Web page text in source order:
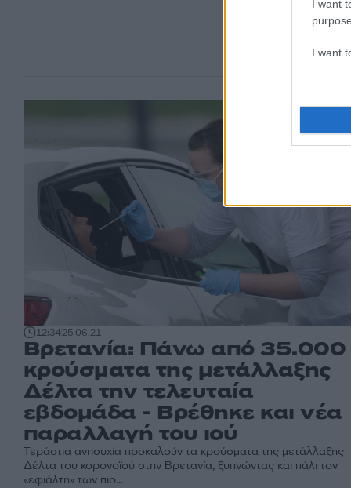
I want
I want
12:3425.06.21
Βρετανία: Πάνω από 35.000
κρούσματα της μετάλλαξης
Δέλτα την τελευταία
εβδομάδα - Βρέθηκε και νέα
παραλλαγή του ιού
Τεράστια ανησυχία προκαλούν τα κρούσματα της μετάλλαξης
Δέλτα του κορονοϊού στην Βρετανία, ξυπνώντας και πάλι τον
«εφιάλτη» των πιο...